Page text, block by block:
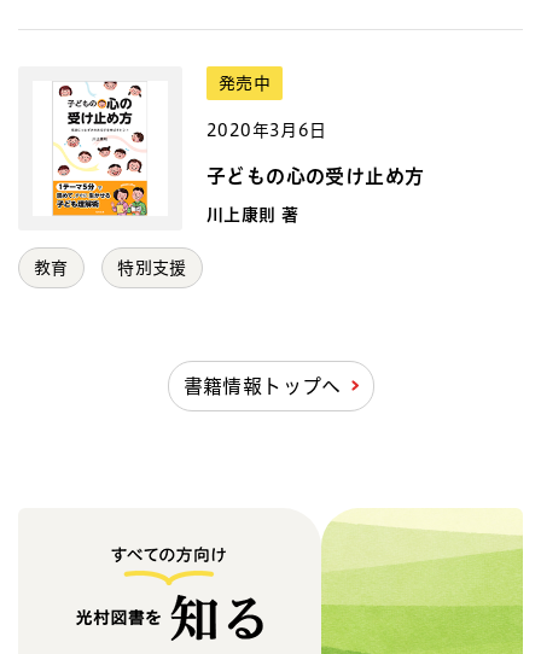
発売中
2020年3月6日
子どもの心の受け止め方
川上康則 著
教育 特別支援
書籍情報トップへ